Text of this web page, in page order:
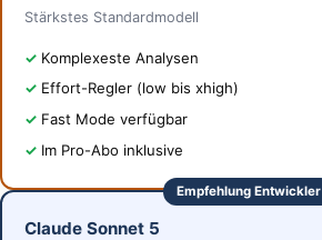
Stärkstes Standardmodell
Komplexeste Analysen
Effort-Regler (low bis xhigh)
Fast Mode verfügbar
Im Pro-Abo inklusive
Empfehlung Entwickler
Claude Sonnet 5